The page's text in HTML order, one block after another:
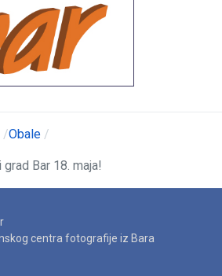
Obale
Bar 18. maja!
centra fotografije iz Bara